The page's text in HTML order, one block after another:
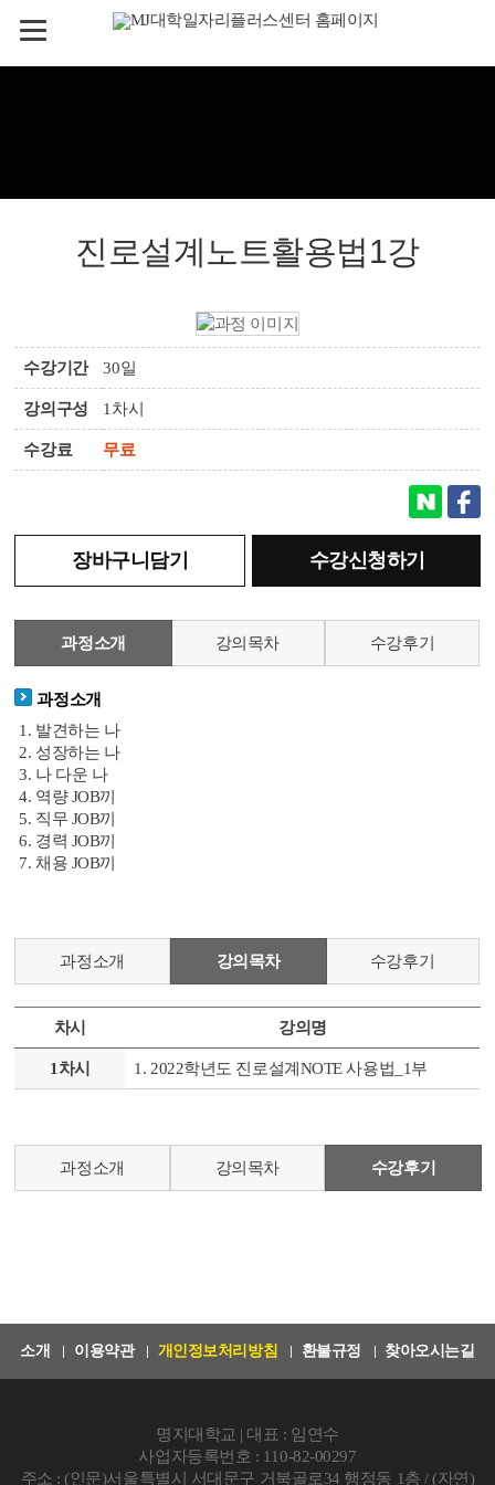
진로설계노트활용법1강
수강기간 30일
강의구성 1차시
수강료 무료
수강신청하기
장바구니담기
과정소개 강의목차 수강후기
과정소개
1. 발견하는 나
2. 성장하는 나
3. 나 다운 나
4. 역량 JOB끼
5. 직무 JOB끼
6. 경력 JOB끼
7. 채용 JOB끼
과정소개 강의목차 수강후기
차시 강의명
1차시 1. 2022학년도 진로설계NOTE 사용법_1부
과정소개 강의목차 수강후기
소개 이용약관 개인정보처리방침 환불규정 찾아오시는길
명지대학교 | 대표 : 임연수
사업자등록번호 : 110-82-00297
주소 : (인문)서울특별시 서대문구 거북골로34 행정동 1층 / (자연)